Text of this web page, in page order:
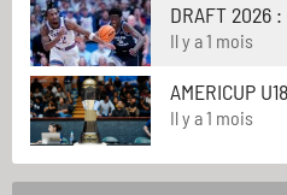
DRAFT 2026 :
Il y a 1 mois
AMERICUP
Il y a 1 mois